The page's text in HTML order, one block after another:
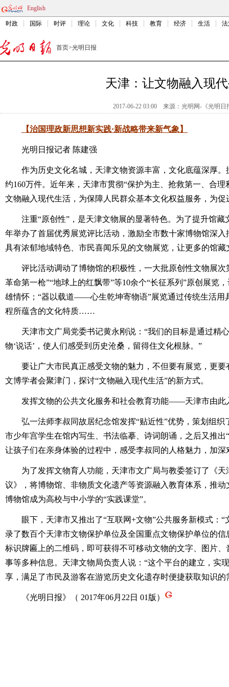
English
时政 国际 时评 理论 文化 科技 教育 经济 生活
首页>光明日报
天津：让文物融入现
2017-06-22 03:00 来源： 光明网-《光明日
【治国理政新思想新实践·新战略带来新气象】
光明日报记者 陈建强
作为历史文化名城，天津文物资源丰富，文化底蕴深厚。
约160万件。近年来，天津市贯彻“保护为主、抢救第一、合
文物融入现代生活，为保障人民群众基本文化权益服务，为
注重“原创性”，是天津文物展的显著特色。为了提升馆藏
年举办了首届优秀展览评比活动，激励全市数十家博物馆深
具有浓郁地域特色、市民喜闻乐见的文物展览，让更多的馆藏
评比活动调动了博物馆的积极性，一大批原创性文物展次
革命第一枪”“地球上的红飘带”等10余个“长征系列”原创展览
雄情怀；“器以载道——心生乾坤寄物语”展览通过传统生活用
程所蕴含的文化特质……
天津市文广局党委书记黄永刚说：“我们的目标是通过精
物‘说话’，使人们感受到历史沧桑，留得住文化根脉。”
要让广大市民真正感受文物的魅力，不但要有展览，更要
文博学者会聚津门，探讨“文物融入现代生活”的新方式。
发挥文物的公共文化服务和社会教育功能——天津市由此
弘一法师李叔同故居纪念馆发挥“贴近性”优势，策划组织
市少年宫学生在馆内写生、书法临摹、诗词朗诵，之后又推
让孩子们在亲身体验的过程中，感受李叔同的人格魅力，加
为了发挥文物育人功能，天津市文广局与教委签订了《天
议》，将博物馆、非物质文化遗产等资源融入教育体系，推
博物馆成为高校与中小学的“实践课堂”。
眼下，天津市又推出了“互联网+文物”公共服务新模式：“
录了数百个天津市文物保护单位及全国重点文物保护单位的
标识牌匾上的二维码，即可获得不可移动文物的文字、图片
事等多种信息。天津文物局负责人说：“这个平台的建立，实
享，满足了市民及游客在游览历史文化遗存时便捷获取知识的
《光明日报》（ 2017年06月22日 01版）